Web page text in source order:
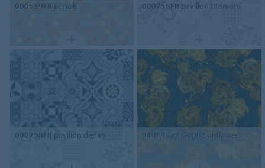
000539FR pencils 000756FR pavilion titanium
000758FR pavilion denim 940FRVan Gogh Sunflowers